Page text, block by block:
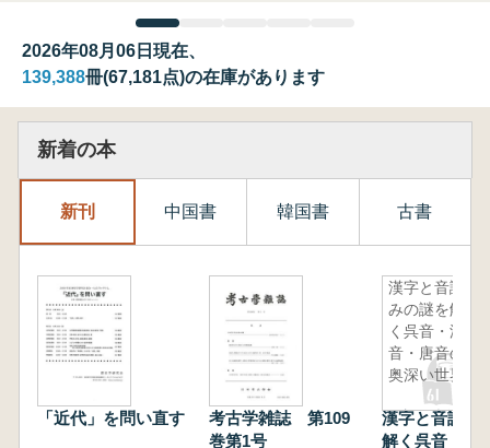
2026年08月06日現在、
139,388冊(67,181点)の在庫があります
新着の本
新刊 中国書 韓国書 古書
「近代」を問い直す
考古学雑誌 第109
巻第1号
漢字と音読
みの謎を解
く呉音・漢
音・唐音の
奥深い世界
漢字と音読み
解く呉音・漢